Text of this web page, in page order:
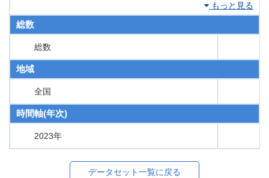
もっと見る
総数
総数
地域
全国
時間軸(年次)
2023年
データセット一覧に戻る